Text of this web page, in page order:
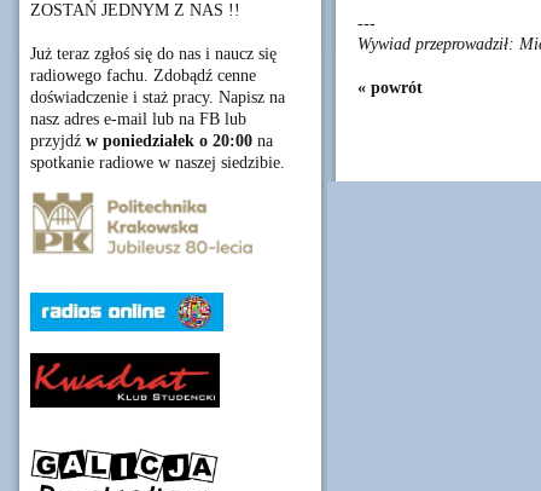
ZOSTAŃ JEDNYM Z NAS !!
Już teraz zgłoś się do nas i naucz się
radiowego fachu. Zdobądź cenne
doświadczenie i staż pracy. Napisz na
nasz adres e-mail lub na FB lub
przyjdź w poniedziałek o 20:00 na
spotkanie radiowe w naszej siedzibie.
---
Wywiad przeprowadził:
« powrót